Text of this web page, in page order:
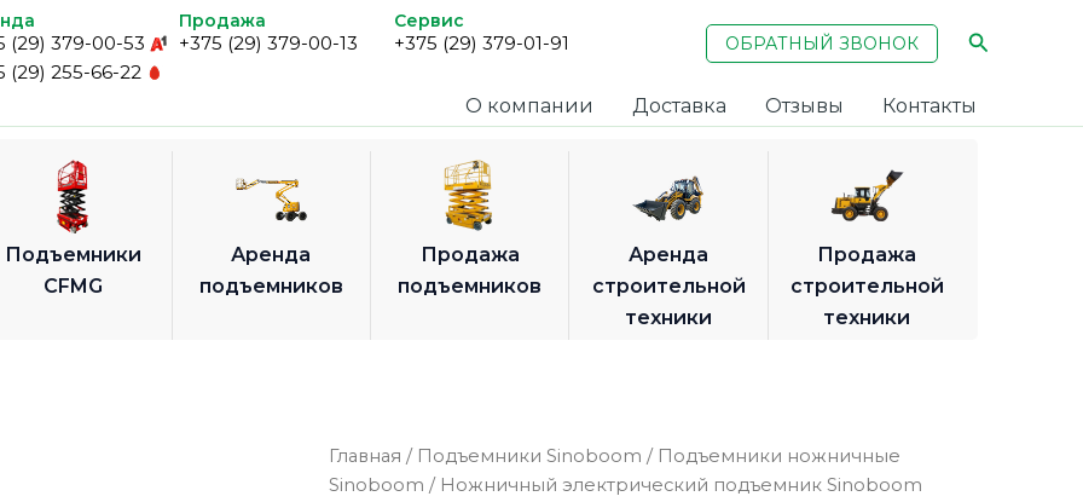
(29) 379-00-53
(29) 255-66-22
Продажа
+375 (29) 379-00-13
Сервис
+375 (29) 379-01-91 ОБРАТНЫЙ ЗВОНОК Поиск
О компании Доставка Отзывы Контакты
Подъемники
CFMG
Аренда
подъемников
Продажа
подъемников
Аренда
строительной
техники
Продажа
строительной
техники
Главная / Подъемники Sinoboom / Подъемники ножничные
Sinoboom / Ножничный электрический подъемник Sinoboom